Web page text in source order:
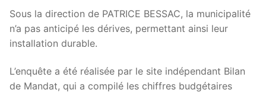
Sous la direction de PATRICE BESSAC, la municipalité
n’a pas anticipé les dérives, permettant ainsi leur
installation durable.
L’enquête a été réalisée par le site indépendant Bilan
de Mandat, qui a compilé les chiffres budgétaires